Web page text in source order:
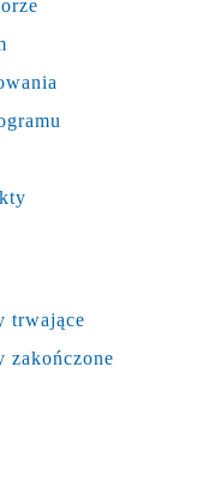
trwające
zakończone